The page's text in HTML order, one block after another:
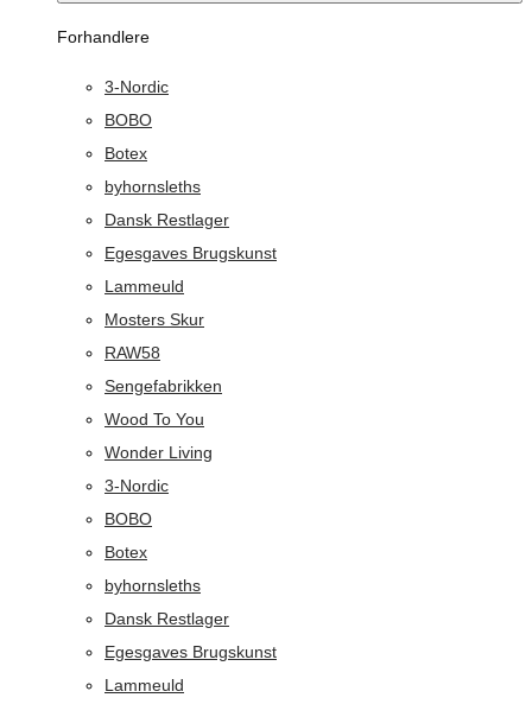
Forhandlere
3-Nordic
BOBO
Botex
byhornsleths
Dansk Restlager
Egesgaves Brugskunst
Lammeuld
Mosters Skur
RAW58
Sengefabrikken
Wood To You
Wonder Living
3-Nordic
BOBO
Botex
byhornsleths
Dansk Restlager
Egesgaves Brugskunst
Lammeuld